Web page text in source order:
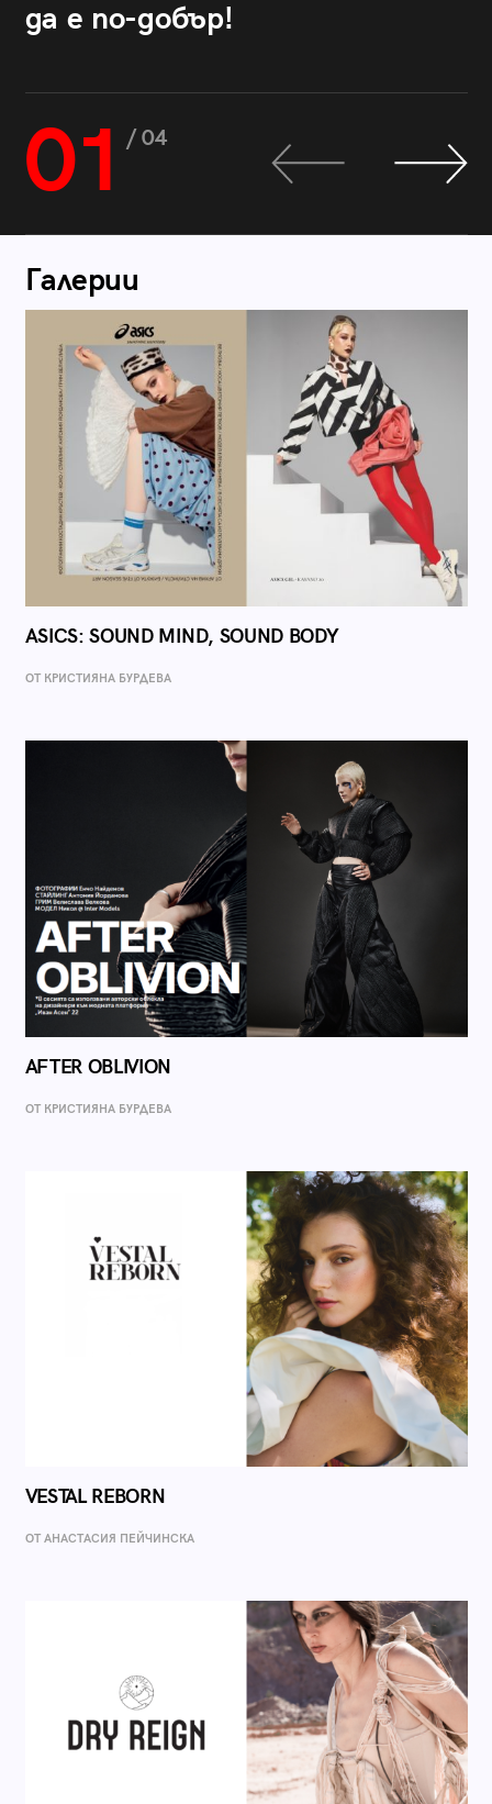
да е по-добър!
01 / 04
Галерии
ASICS: SOUND MIND, SOUND BODY
ОТ КРИСТИЯНА БУРДЕВА
AFTER OBLIVION
ОТ КРИСТИЯНА БУРДЕВА
VESTAL REBORN
ОТ AНАСТАСИЯ ПЕЙЧИНСКА